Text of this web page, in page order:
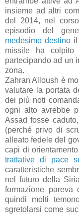
insieme ad altri
del 2014, nel
episodio del
medesimo destino
missile ha colpito
partecipando ad un
zona.
Zahran Alloush è
valutare la portata
dei più noti
ogni alto avrebbe
Assad fosse
(perché privo di
alleato fedele del
capi di
trattative di pace
caratteristiche
nel futuro della
formazione pareva
quindi molti
sgretolarsi come